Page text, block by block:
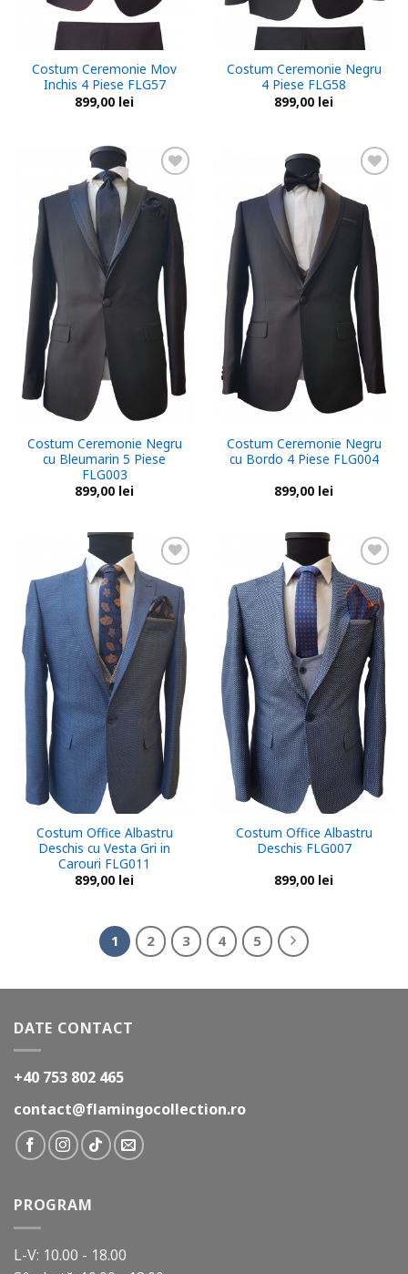
Costum Ceremonie Mov
Inchis 4 Piese FLG57
899,00 lei
Costum Ceremonie Negru
4 Piese FLG58
899,00 lei
Add to
wishlist
Costum Ceremonie Negru
cu Bleumarin 5 Piese
FLG003
899,00 lei
wishlist
Costum Ceremonie Negru
cu Bordo 4 Piese FLG004
899,00 lei
Add to
wishlist
Costum Office Albastru
Deschis cu Vesta Gri in
Carouri FLG011
899,00 lei
Add to
wishlist
Costum Office Albastru
Deschis FLG007
899,00 lei
1 2 3 4 5
DATE CONTACT
+40 753 802 465
contact@flamingocollection.ro
PROGRAM
L-V: 10.00 - 18.00